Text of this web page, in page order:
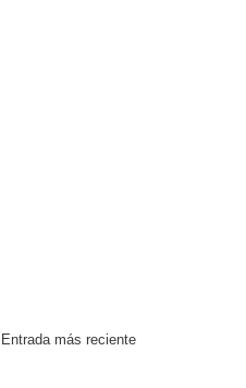
Entrada más reciente